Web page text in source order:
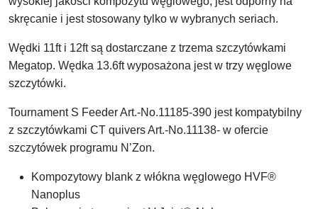
skręcanie i jest stosowany tylko w wybranych seriach.
Wędki 11ft i 12ft są dostarczane z trzema szczytówkami
Megatop. Wędka 13.6ft wyposażona jest w trzy węglowe
szczytówki.
Tournament S Feeder Art.-No.11185-390 jest kompatybilny
z szczytówkami CT quivers Art.-No.11138- w ofercie
szczytówek programu N’Zon.
Kompozytowy blank z włókna węglowego HVF®
Nanoplus